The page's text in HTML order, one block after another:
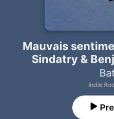
Mauvais
Sindatry &
Indie